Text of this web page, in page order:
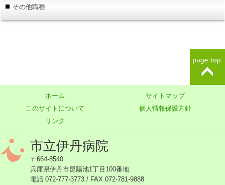
その他職種
ホーム
サイトマップ
このサイトについて
個人情報保護方針
リンク
市立伊丹病院
〒664-8540
兵庫県伊丹市昆陽池1丁目100番地
電話 072-777-3773 / FAX 072-781-9888